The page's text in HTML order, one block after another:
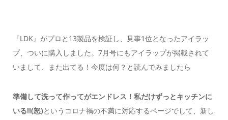
『LDK』がプロと13製品を検証し、見事1位となったアイラッ
プ、ついに購入しました。7月号にもアイラップが掲載されて
いまして、また出てる！今度は何？と読んでみましたら
準備して洗って作ってがエンドレス！私だけずっとキッチンに
いる!!(怒)というコロナ禍の不満に対応するページでして、新し